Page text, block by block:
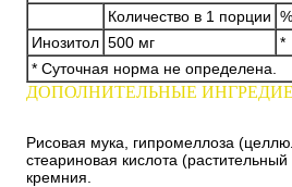
Количество в 1 порции
Инозитол 500 мг
*
* Суточная норма не определена.
ДОПОЛНИТЕЛЬНЫЕ
Рисовая мука, гипромеллоза
стеариновая кислота
кремния.